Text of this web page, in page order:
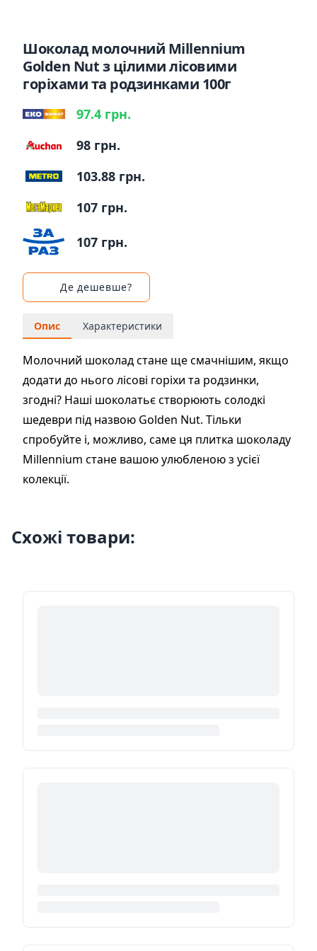
Шоколад молочний Millennium
Golden Nut з цілими лісовими
горіхами та родзинками 100г
97.4 грн.
98 грн.
103.88 грн.
107 грн.
107 грн.
Де дешевше?
Опис Характеристики
Молочний шоколад стане ще смачнішим, якщо
додати до нього лісові горіхи та родзинки,
згодні? Наші шоколатьє створюють солодкі
шедеври під назвою Golden Nut. Тільки
спробуйте і, можливо, саме ця плитка шоколаду
Millennium стане вашою улюбленою з усієї
колекції.
Схожі товари: